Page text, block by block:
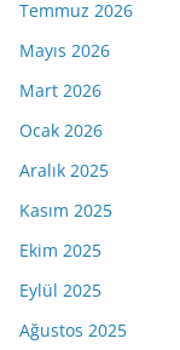
Temmuz 2026
Mayıs 2026
Mart 2026
Ocak 2026
Aralık 2025
Kasım 2025
Ekim 2025
Eylül 2025
Ağustos 2025